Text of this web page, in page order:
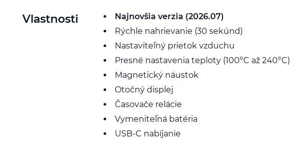
Vlastnosti
Najnovšia verzia (2026.07)
Rýchle nahrievanie (30 sekúnd)
Nastaviteľný prietok vzduchu
Presné nastavenia teploty (100°C až 240°C)
Magnetický náustok
Otočný displej
Časovače relácie
Vymeniteľná batéria
USB-C nabíjanie